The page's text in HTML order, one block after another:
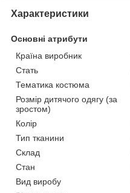
Характеристики
Основні атрибути
Країна виробник
Стать
Тематика костюма
Розмір дитячого одягу (за
зростом)
Колір
Тип тканини
Склад
Стан
Вид виробу